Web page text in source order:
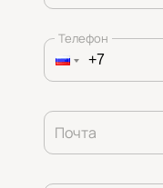
Телефон
Почта